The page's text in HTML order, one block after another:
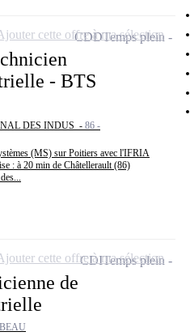
- BTS
DES INDUS - 86 -
(MS) sur Poitiers avec l'IFRIA
: à 20 min de Châtellerault (86)
CDDTemps plein
cette offre à ma sélection
de
CDITemps plein
cette offre à ma sélection